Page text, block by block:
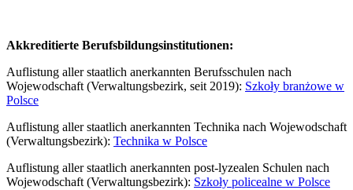
Akkreditierte Berufsbildungsinstitutionen:
Auflistung aller staatlich anerkannten Berufsschulen nach
Wojewodschaft (Verwaltungsbezirk, seit 2019): Szkoły branżowe w
Polsce
Auflistung aller staatlich anerkannten Technika nach Wojewodschaft
(Verwaltungsbezirk): Technika w Polsce
Auflistung aller staatlich anerkannten post-lyzealen Schulen nach
Wojewodschaft (Verwaltungsbezirk): Szkoły policealne w Polsce